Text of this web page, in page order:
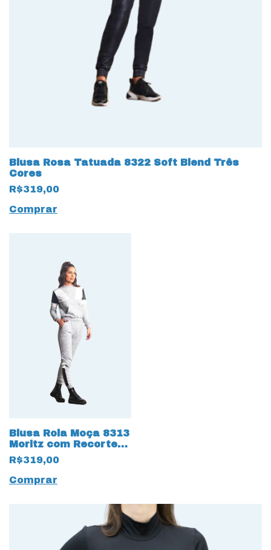
Blusa Rosa Tatuada 8322 Soft Blend Três
Cores
R$319,00
Comprar
Blusa Rola Moça 8313
Moritz com Recortes
Geométricos
R$319,00
Comprar